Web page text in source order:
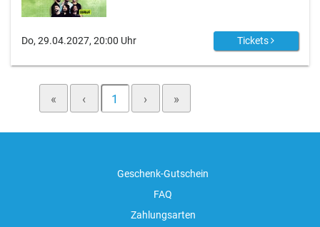
Do, 29.04.2027, 20:00 Uhr Tickets
« ‹ 1 › »
Geschenk-Gutschein
FAQ
Zahlungsarten